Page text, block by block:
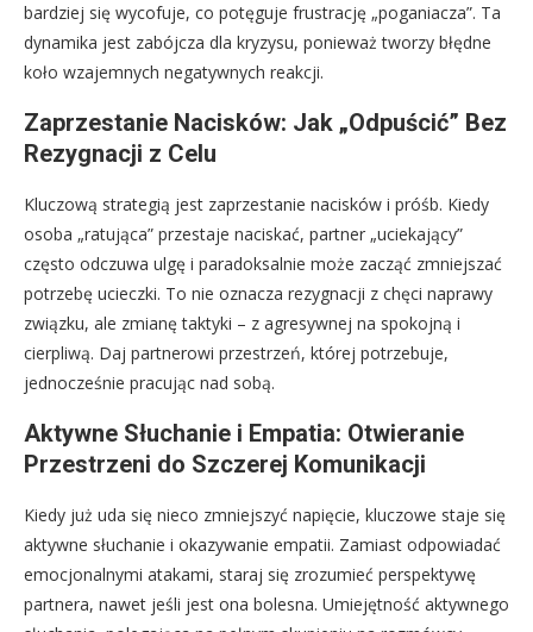
bardziej się wycofuje, co potęguje frustrację „poganiacza”. Ta
dynamika jest zabójcza dla kryzysu, ponieważ tworzy błędne
koło wzajemnych negatywnych reakcji.
Zaprzestanie Nacisków: Jak „Odpuścić” Bez
Rezygnacji z Celu
Kluczową strategią jest zaprzestanie nacisków i próśb. Kiedy
osoba „ratująca” przestaje naciskać, partner „uciekający”
często odczuwa ulgę i paradoksalnie może zacząć zmniejszać
potrzebę ucieczki. To nie oznacza rezygnacji z chęci naprawy
związku, ale zmianę taktyki – z agresywnej na spokojną i
cierpliwą. Daj partnerowi przestrzeń, której potrzebuje,
jednocześnie pracując nad sobą.
Aktywne Słuchanie i Empatia: Otwieranie
Przestrzeni do Szczerej Komunikacji
Kiedy już uda się nieco zmniejszyć napięcie, kluczowe staje się
aktywne słuchanie i okazywanie empatii. Zamiast odpowiadać
emocjonalnymi atakami, staraj się zrozumieć perspektywę
partnera, nawet jeśli jest ona bolesna. Umiejętność aktywnego